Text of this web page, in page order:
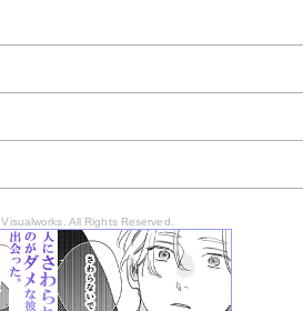
Visualworks. All Rights Reserved.